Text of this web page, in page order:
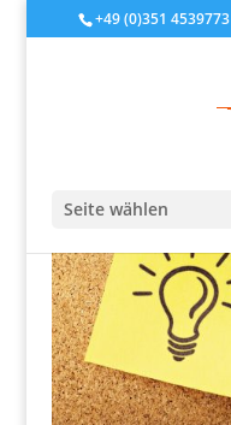
+49 (0)351 4539773
Seite wählen